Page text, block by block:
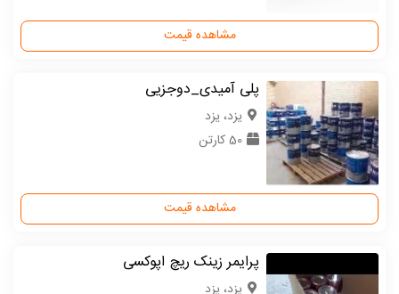
مشاهده قیمت
پلی آمیدی_دوجزیی
یزد، یزد
50 کارتن
مشاهده قیمت
پرایمر زینک ریچ اپوکسی
یزد، یزد